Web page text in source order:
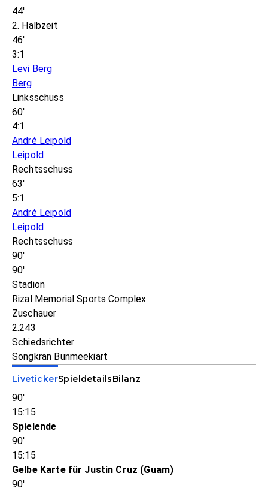
44'
2. Halbzeit
46'
3:1
Levi Berg
Berg
Linksschuss
60'
4:1
André Leipold
Leipold
Rechtsschuss
63'
5:1
André Leipold
Leipold
Rechtsschuss
90'
90'
Stadion
Rizal Memorial Sports Complex
Zuschauer
2.243
Schiedsrichter
Songkran Bunmeekiart
LivetickerSpieldetailsBilanz
90'
15:15
Spielende
90'
15:15
Gelbe Karte für Justin Cruz (Guam)
90'